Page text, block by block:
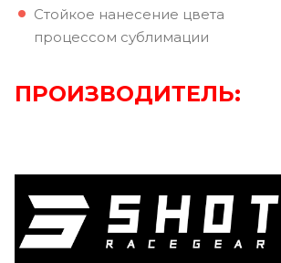
Стойкое нанесение цвета
процессом сублимации
ПРОИЗВОДИТЕЛЬ: